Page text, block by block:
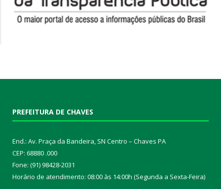
PREFEITURA DE CHAVES
End.: Av. Praça da Bandeira, SN Centro – Chaves PA
CEP: 68880 .000
Fone: (91) 98428-2031
Horário de atendimento: 08:00 às 14:00h (Segunda a Sexta-Feira)